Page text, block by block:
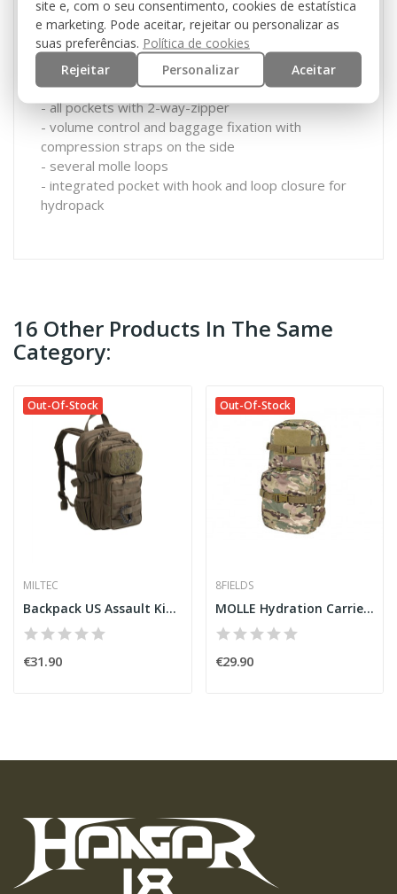
fastener
- carrying handle
- 2 big pockets with several zipper and net pockets
- front pocket with organizer and additional pocket
with zipper
- all pockets with 2-way-zipper
- volume control and baggage fixation with
compression straps on the side
- several molle loops
- integrated pocket with hook and loop closure for
hydropack
16 Other Products In The Same
Category:
Out-Of-Stock
MILTEC
Backpack US Assault Kids OD [Miltec]
€31.90
Out-Of-Stock
8FIELDS
MOLLE Hydration Carrier Multicam [8Fields]
€29.90
site e, com o seu consentimento, cookies de estatística
e marketing. Pode aceitar, rejeitar ou personalizar as
suas preferências. Política de cookies
Rejeitar
Personalizar Aceitar